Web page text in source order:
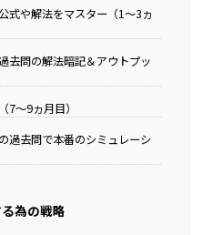
式や解法をマスター（1～3ヵ
去問の解法暗記＆アウトプッ
7～9ヵ月目）
過去問で本番のシミュレーシ
為の戦略